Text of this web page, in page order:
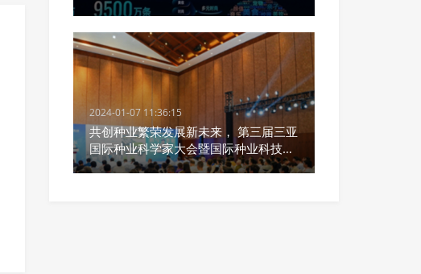
2024-01-07 11:36:15
共创种业繁荣发展新未来， 第三届三亚
国际种业科学家大会暨国际种业科技博
览会圆满落幕